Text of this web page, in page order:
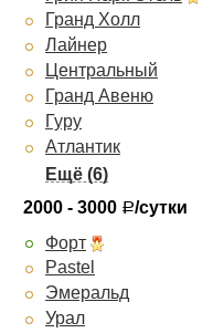
Премьер
Октябрьская
Визави Апарт-Отель
Высоцкий
Гранд Холл
Лайнер
Центральный
Гранд Авеню
Гуру
Атлантик
Атриум Палас
Визави
Евротель
Александровский парк
Респект-Холл
2000 - 3000 Р/сутки
Форт
Pastel
Эмеральд
Урал